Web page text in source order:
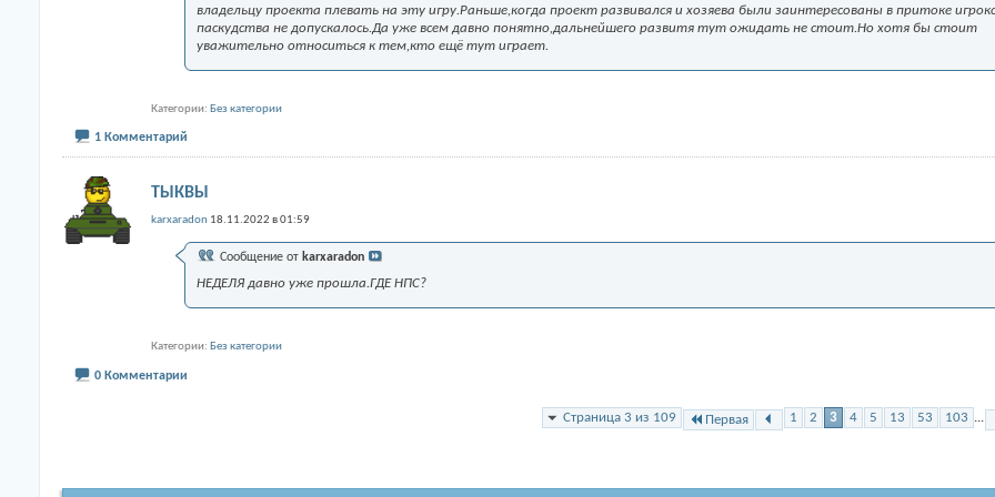
владельцу проекта плевать на эту игру.Раньше,когда проект развивался и хозяева были заинтересованы в притоке
паскудства не допускалось.Да уже всем давно понятно,дальнейшего развитя тут ожидать не стоит.Но хотя бы стоит
уважительно относиться к тем,кто ещё тут играет.
Категории Без категории
1 Комментарий
ТЫКВЫ
karxaradon 18.11.2022 в 01:59
Сообщение от karxaradon
НЕДЕЛЯ давно уже прошла.ГДЕ НПС?
Категории Без категории
0 Комментарии
Страница 3 из 109 Первая 1 2 3 4 5 13 53 103